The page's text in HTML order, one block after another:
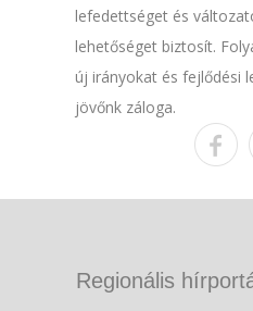
lefedettséget és
lehetőséget biztosít.
új irányokat és fejlődési
jövőnk záloga.
Regionális